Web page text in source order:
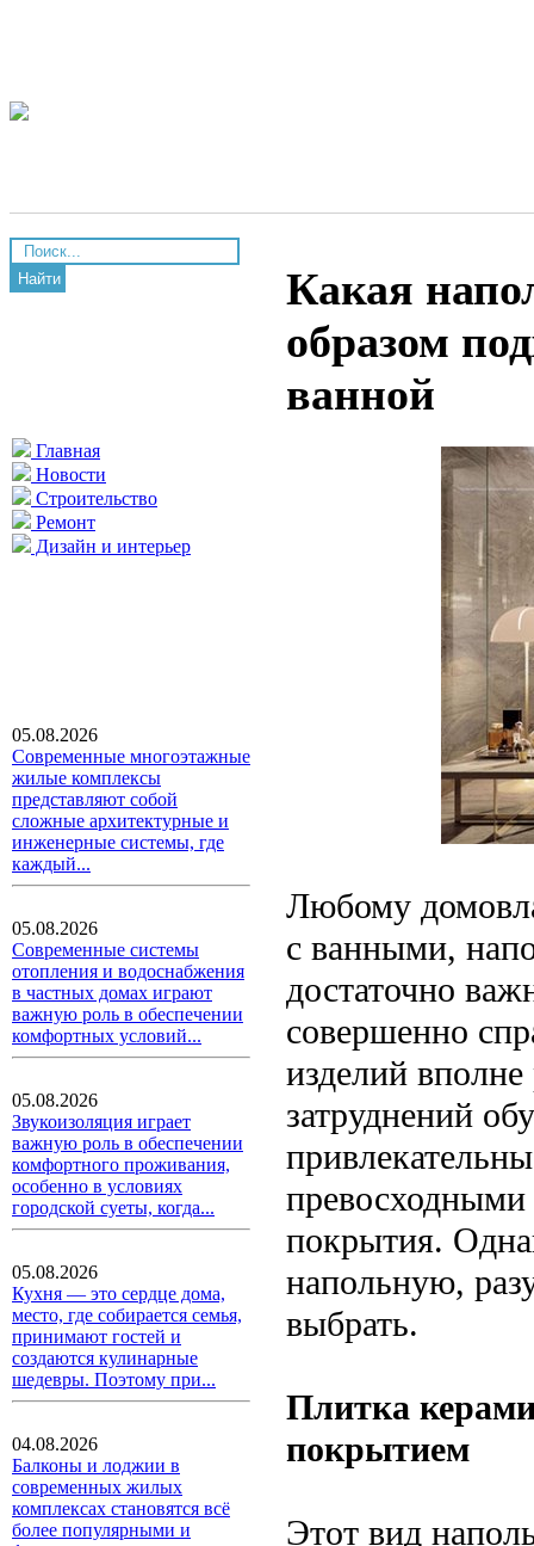
Найти
Главная
Новости
Строительство
Ремонт
Дизайн и интерьер
05.08.2026
Современные многоэтажные
жилые комплексы
представляют собой
сложные архитектурные и
инженерные системы, где
каждый...
05.08.2026
Современные системы
отопления и водоснабжения
в частных домах играют
важную роль в обеспечении
комфортных условий...
05.08.2026
Звукоизоляция играет
важную роль в обеспечении
комфортного проживания,
особенно в условиях
городской суеты, когда...
05.08.2026
Кухня — это сердце дома,
место, где собирается семья,
принимают гостей и
создаются кулинарные
шедевры. Поэтому при...
04.08.2026
Балконы и лоджии в
современных жилых
комплексах становятся всё
более популярными и
Какая
образом
ванной
Любому
с ванными,
достаточно
совершенно
изделий
затруднений
превосходными
покрытия.
напольную,
выбрать.
Плитка
покрытием
Этот вид